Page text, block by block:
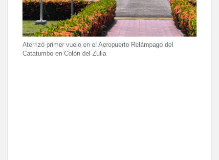
Aterrizó primer vuelo en el Aeropuerto Relámpago del
Catatumbo en Colón del Zulia